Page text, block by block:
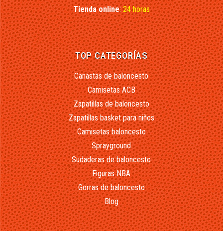
Tienda online:24 horas
TOP CATEGORÍAS
Canastas de baloncesto
Camisetas ACB
Zapatillas de baloncesto
Zapatillas basket para niños
Camisetas baloncesto
Sprayground
Sudaderas de baloncesto
Figuras NBA
Gorras de baloncesto
Blog